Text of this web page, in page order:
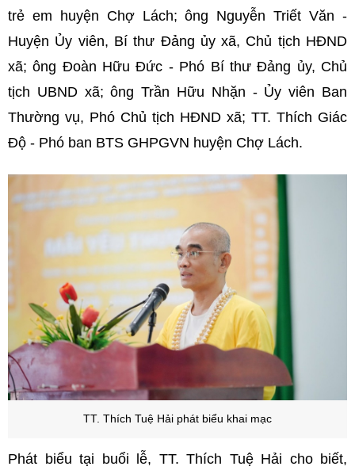
trẻ em huyện Chợ Lách; ông Nguyễn Triết Văn -
Huyện Ủy viên, Bí thư Đảng ủy xã, Chủ tịch HĐND
xã; ông Đoàn Hữu Đức - Phó Bí thư Đảng ủy, Chủ
tịch UBND xã; ông Trần Hữu Nhặn - Ủy viên Ban
Thường vụ, Phó Chủ tịch HĐND xã; TT. Thích Giác
Độ - Phó ban BTS GHPGVN huyện Chợ Lách.
TT. Thích Tuệ Hải phát biểu khai mạc
Phát biểu tại buổi lễ, TT. Thích Tuệ Hải cho biết,